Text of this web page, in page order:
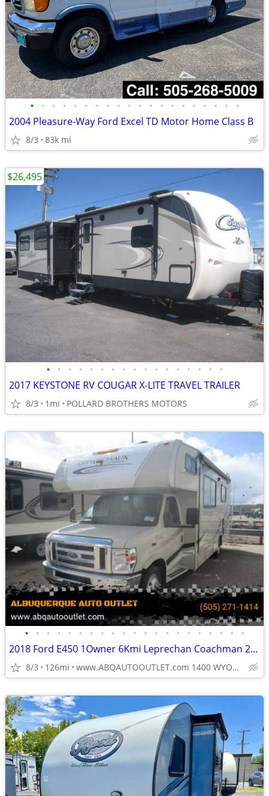
• • • • • • • • • • • • • • • • • • • •
2004 Pleasure-Way Ford Excel TD Motor Home Class B
8/3 83k mi
• • • • • • • • • • • • • • • • •
2017 KEYSTONE RV COUGAR X-LITE TRAVEL TRAILER
8/3 1mi POLLARD BROTHERS MOTORS
$26,495
• • • • • • • • • • • • • • • • • • • • •
2018 Ford E450 1Owner 6Kmi Leprechan Coachman 240 FS Finance trades OK
8/3 126mi www.ABQAUTOOUTLET.com 1400 WYOMING BLVD NE ALBUQUERQUE, NM